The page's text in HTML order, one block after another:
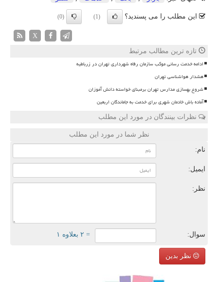
این مطلب را می پسندید؟ (1)
(0)
X
تازه ترین مطالب مرتبط
ادامه خدمت رسانی موکب سازمان رفاه شهرداری تهران در زرباطیه
هشدار هواشناسی تهران
شروع بهسازی مدارس تهران برمبنای خواسته دانش آموزان
آماده باش خادمان شهری برای خدمت به جاماندگان اربعین
نظرات بینندگان در مورد این مطلب
نظر شما در مورد این مطلب
نام:
ایمیل:
نظر:
سوال: = ۲ بعلاوه ۱
نظر بدین